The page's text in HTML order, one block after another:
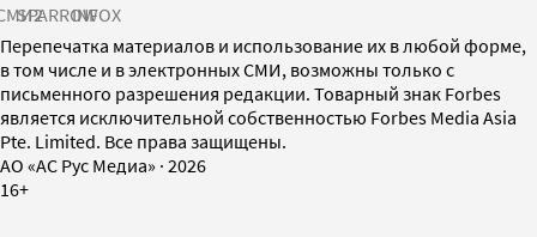
SPARROWINFOX
Перепечатка материалов и использование их в любой форме,
в том числе и в электронных СМИ, возможны только с
письменного разрешения редакции. Товарный знак Forbes
является исключительной собственностью Forbes Media Asia
Pte. Limited. Все права защищены.
AO «АС Рус Медиа» · 2026
16+